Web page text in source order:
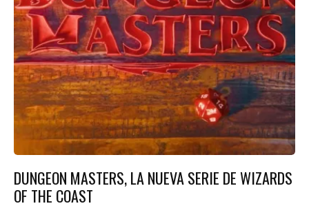
DUNGEON MASTERS, LA NUEVA SERIE DE WIZARDS
OF THE COAST